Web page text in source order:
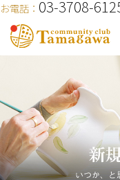
お電話： 03-3708-